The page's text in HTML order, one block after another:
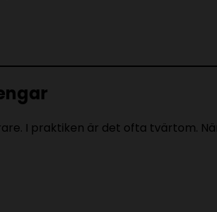
I praktiken är det ofta tvärtom.